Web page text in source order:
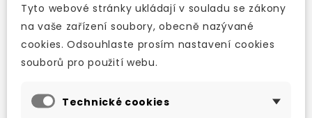
new Head, a Crisis Team, a paper-free
environment and a prospective merger with
Mulberry House, St Oswald’s all-female
counterpart, is only the start of a wave of
And when the Head turns out to be an ex-pupil
Tyto webové stránky ukládají v souladu se zákony
na vaše zařízení soubory, obecně nazývané
cookies. Odsouhlaste prosím nastavení cookies
souborů pro použití webu.
Technické cookies